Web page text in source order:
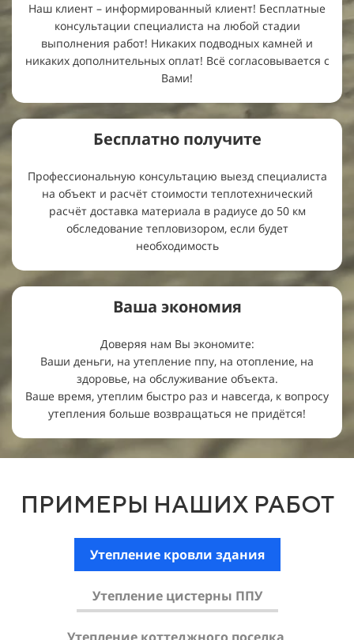
Наш клиент – информированный клиент! Бесплатные
консультации специалиста на любой стадии
выполнения работ! Никаких подводных камней и
никаких дополнительных оплат! Всё согласовывается с
Вами!
Бесплатно получите
Профессиональную консультацию выезд специалиста
на объект и расчёт стоимости теплотехнический
расчёт доставка материала в радиусе до 50 км
обследование тепловизором, если будет
необходимость
Ваша экономия
Доверяя нам Вы экономите:
Ваши деньги, на утепление ппу, на отопление, на
здоровье, на обслуживание объекта.
Ваше время, утеплим быстро раз и навсегда, к вопросу
утепления больше возвращаться не придётся!
ПРИМЕРЫ НАШИХ РАБОТ
Утепление кровли здания
Утепление цистерны ППУ